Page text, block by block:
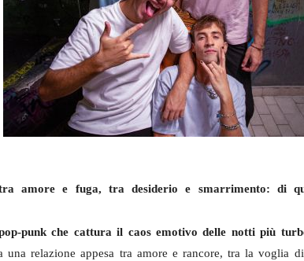
amore e fuga, tra desiderio e smarrimento: di
punk che cattura il caos emotivo delle notti più
una relazione appesa tra amore e rancore, tra la voglia